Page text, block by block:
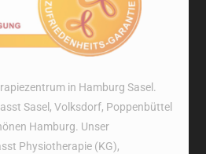
in Hamburg Sasel.
Sasel, Volksdorf, Poppenbüttel
Hamburg. Unser
Physiotherapie (KG),